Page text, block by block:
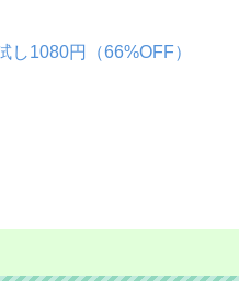
し1080円（66%OFF）